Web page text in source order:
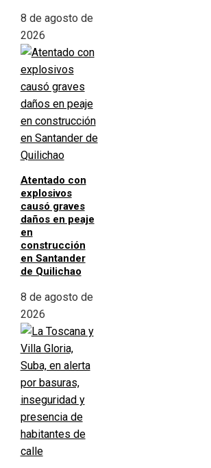
8 de agosto de
2026
Atentado con
explosivos
causó graves
daños en peaje
en
construcción
en Santander
de Quilichao
8 de agosto de
2026